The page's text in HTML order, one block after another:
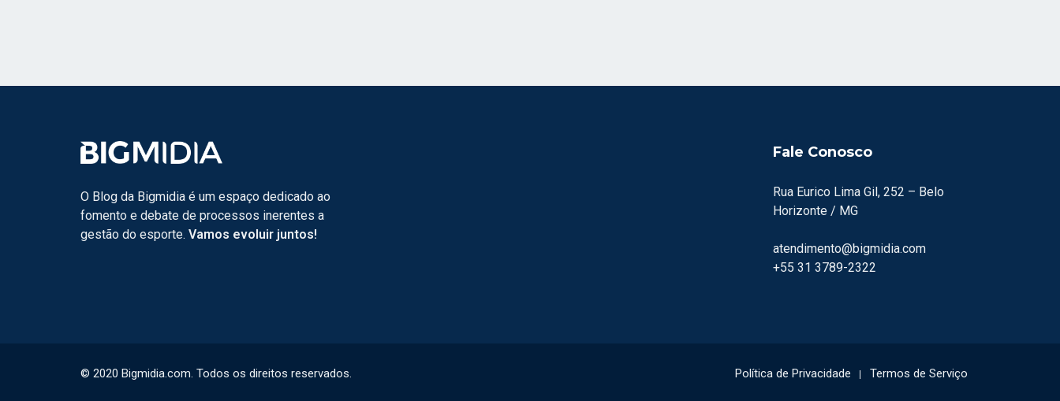
O Blog da Bigmidia é um espaço dedicado ao
fomento e debate de processos inerentes a
gestão do esporte. Vamos evoluir juntos!
Fale Conosco
Rua Eurico Lima Gil, 252 – Belo
Horizonte / MG
atendimento@bigmidia.com
+55 31 3789-2322
© 2020 Bigmidia.com. Todos os direitos reservados. Política de Privacidade Termos de Serviço